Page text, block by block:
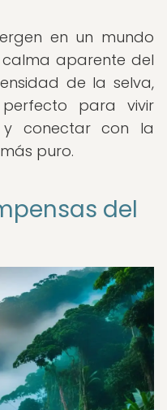
en un mundo
aparente del
de la selva,
para vivir
y conectar con la
puro.
del